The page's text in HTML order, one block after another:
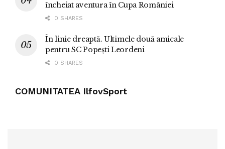
încheiat aventura în Cupa României
0 SHARES
În linie dreaptă. Ultimele două amicale
pentru SC Popești Leordeni
0 SHARES
COMUNITATEA IlfovSport